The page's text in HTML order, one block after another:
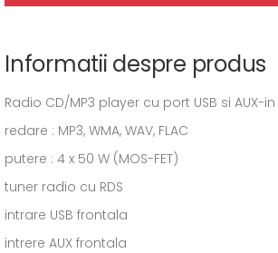
Informatii despre produs
Radio CD/MP3 player cu port USB si AUX-in
redare : MP3, WMA, WAV, FLAC
putere : 4 x 50 W (MOS-FET)
tuner radio cu RDS
intrare USB frontala
intrere AUX frontala